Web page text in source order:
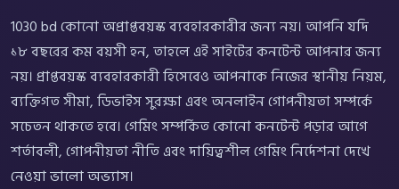
1030 bd কোনো অপ্রাপ্তবয়স্ক ব্যবহারকারীর জন্য নয়। আপনি যদি
১৮ বছরের কম বয়সী হন, তাহলে এই সাইটের কনটেন্ট আপনার জন্য
নয়। প্রাপ্তবয়স্ক ব্যবহারকারী হিসেবেও আপনাকে নিজের স্থানীয় নিয়ম,
ব্যক্তিগত সীমা, ডিভাইস সুরক্ষা এবং অনলাইন গোপনীয়তা সম্পর্কে
সচেতন থাকতে হবে। গেমিং সম্পর্কিত কোনো কনটেন্ট পড়ার আগে
শর্তাবলী, গোপনীয়তা নীতি এবং দায়িত্বশীল গেমিং নির্দেশনা দেখে
নেওয়া ভালো অভ্যাস।